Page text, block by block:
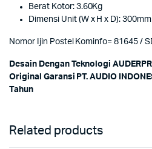
Berat Kotor: 3.60Kg
Dimensi Unit (W x H x D):
Nomor Ijin Postel Kominfo= 81645 /
Desain Dengan Teknologi
Original Garansi PT. AUDIO
Tahun
Related products